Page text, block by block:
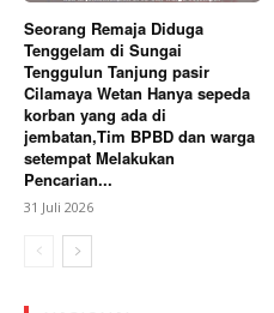
Seorang Remaja Diduga
Tenggelam di Sungai
Tenggulun Tanjung pasir
Cilamaya Wetan Hanya sepeda
korban yang ada di
jembatan,Tim BPBD dan warga
setempat Melakukan
Pencarian...
31 Juli 2026